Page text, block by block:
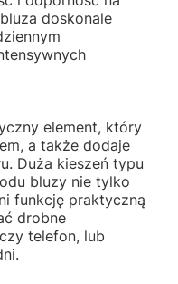
doskonale
element, który
a także dodaje
Duża kieszeń typu
bluzy nie tylko
funkcję praktyczną
drobne
telefon, lub